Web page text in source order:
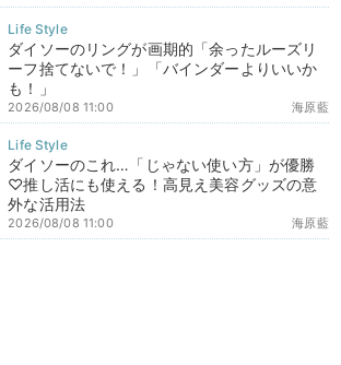
ダイソーのリングが画期的「余ったルーズリ
ーフ捨てないで！」「バインダーよりいいか
も！」
海原藍
2026/08/08 11:00
ダイソーのこれ…「じゃない使い方」が優勝
♡推し活にも使える！高見え美容グッズの意
外な活用法
海原藍
2026/08/08 11:00